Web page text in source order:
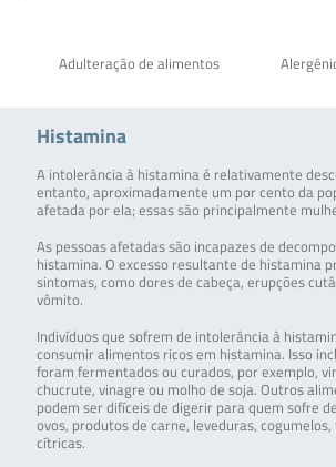
Adulteração de alimentos
Histamina
A intolerância à histamina é relativamente
entanto, aproximadamente um por cento da
afetada por ela; essas são principalmente
As pessoas afetadas são incapazes de
histamina. O excesso resultante de histamina
sintomas, como dores de cabeça, erupções
vômito.
Indivíduos que sofrem de intolerância à
consumir alimentos ricos em histamina. Isso
foram fermentados ou curados, por exemplo,
chucrute, vinagre ou molho de soja. Outros
podem ser difíceis de digerir para quem sofre
ovos, produtos de carne, leveduras,
cítricas.